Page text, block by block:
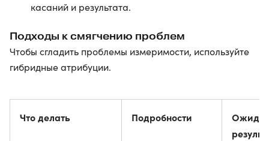
касаний и результата.
Подходы к смягчению проблем
Чтобы сгладить проблемы измеримости, используйте
гибридные атрибуции.
Что делать Подробности